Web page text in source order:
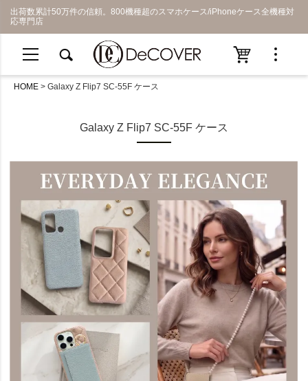
出荷数累計50万件の信頼。800機種超のスマホケース/iPhoneケース全機種対
応専門店
HOME Galaxy Z Flip7 SC-55F ケース
Galaxy Z Flip7 SC-55F ケース